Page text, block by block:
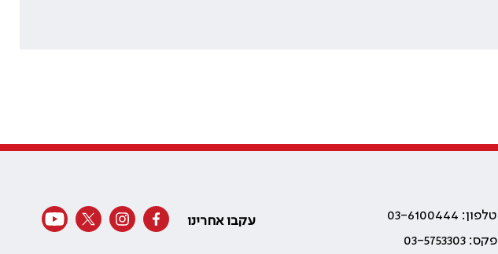
טלפון: 03-6100444
פקס: 03-5753303
עקבו אחרינו